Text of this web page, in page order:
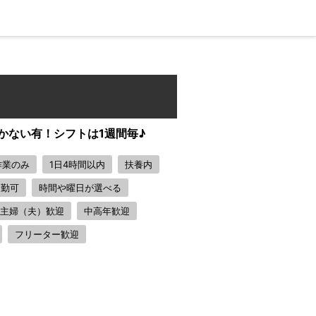
ない有！シフトは1週間毎♪
のみ 1日4時間以内 扶養内
可 時間や曜日が選べる
主婦（夫）歓迎 中高年歓迎
フリーター歓迎